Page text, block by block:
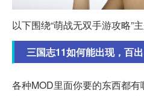
以下围绕“萌战无双手游攻略”
三国志11如何能出现，百
各种MOD里面你要的东西都